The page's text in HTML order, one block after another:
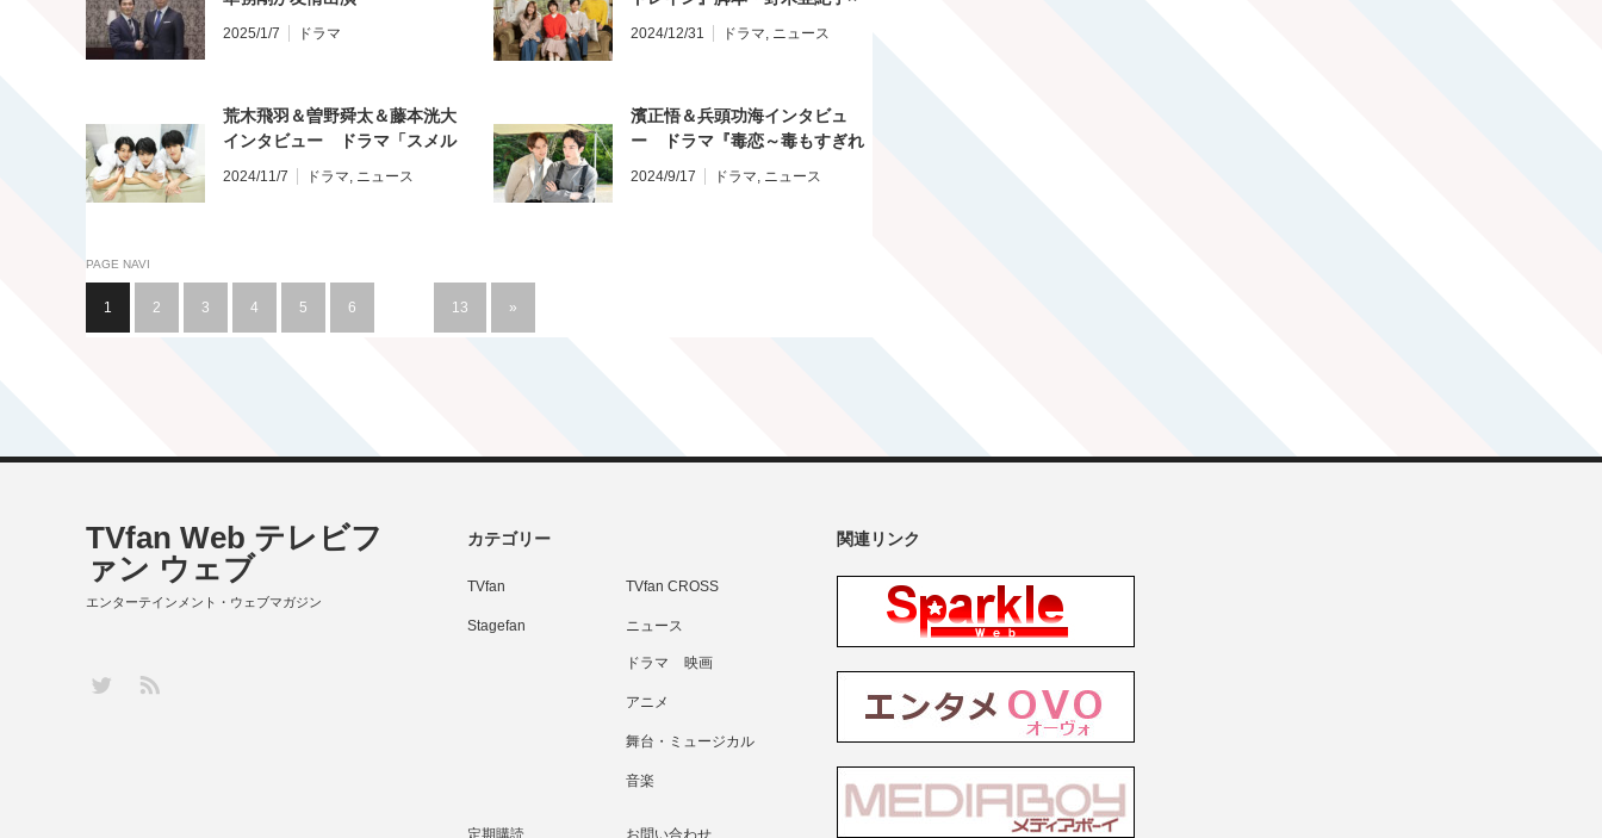
2025/1/7 ドラマ
演出・土井裕泰インタビュー
2024/12/31 ドラマ, ニュース
荒木飛羽＆曽野舜太＆藤本洸大
インタビュー ドラマ「スメル
ズ ライク グリーン スピリッ
2024/11/7 ドラマ, ニュース
濱正悟＆兵頭功海インタビュ
ー ドラマ『毒恋～毒もすぎれ
ば恋となる～』
2024/9/17 ドラマ, ニュース
PAGE NAVI
1 2 3 4 5 6 13 »
カテゴリー
TVfan TVfan CROSS
Stagefan ニュース
ドラマ 映画
アニメ
舞台・ミュージカル
音楽
定期購読 お問い合わせ
関連リンク
TVfan Web テレビフ
ァン ウェブ
エンターテインメント・ウェブマガジン
Twitter